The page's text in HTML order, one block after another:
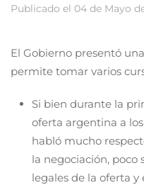
Publicado el 04 de Mayo
El Gobierno presentó
permite tomar varios
Si bien durante la
oferta argentina a
habló mucho
la negociación, poco
legales de la oferta